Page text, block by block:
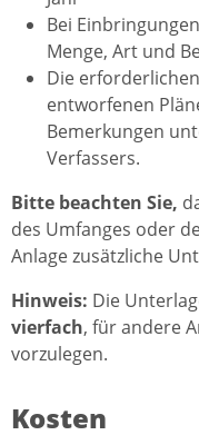
Bei
Menge, Art und
Die
entworfenen
Bemerkungen
Verfassers.
Bitte beachten Sie,
des Umfanges oder
Anlage zusätzliche
Hinweis: Die
vierfach, für andere
vorzulegen.
Kosten